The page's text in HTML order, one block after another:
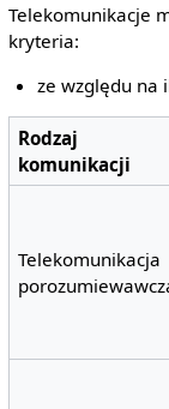
Telekomunikacje
kryteria:
ze względu na
Rodzaj
komunikacji
Telekomunikacja